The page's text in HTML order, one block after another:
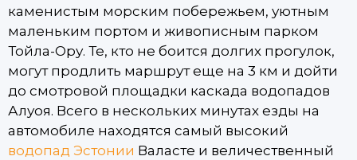
каменистым морским побережьем, уютным
маленьким портом и живописным парком
Тойла-Ору. Те, кто не боится долгих прогулок,
могут продлить маршрут еще на 3 км и дойти
до смотровой площадки каскада водопадов
Алуоя. Всего в нескольких минутах езды на
автомобиле находятся самый высокий
водопад Эстонии Валасте и величественный